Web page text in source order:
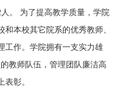
。 为了提高教学质量，学院
本校其它院系的优秀教师、
工作。学院拥有一支实力雄
教师队伍，管理团队廉洁高
表彰。